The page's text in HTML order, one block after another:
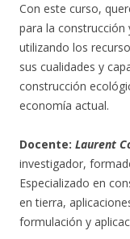
Con este curso,
para la
utilizando los
sus cualidades y
construcción
economía actual.
Docente: Laurent
investigador,
Especializado en
en tierra,
formulación y